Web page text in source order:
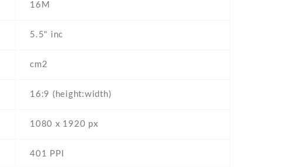
16M
5.5" inc
cm2
16:9 (height:width)
1080 x 1920 px
401 PPI